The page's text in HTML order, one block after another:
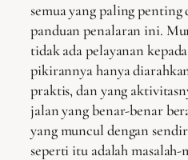
semua yang paling
panduan penalaran ini.
tidak ada pelayanan
pikirannya hanya
praktis, dan yang
jalan yang benar-benar
yang muncul dengan
seperti itu adalah